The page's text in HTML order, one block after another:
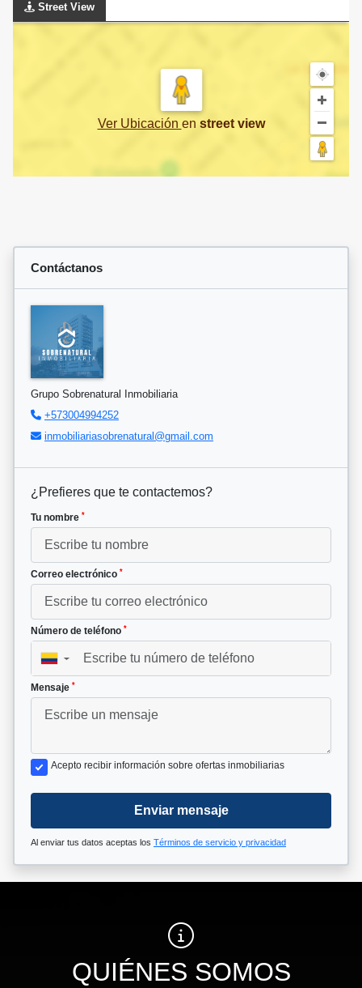
Street View
Ver Ubicación en street view
Contáctanos
Grupo Sobrenatural Inmobiliaria
+573004994252
inmobiliariasobrenatural@gmail.com
¿Prefieres que te contactemos?
Tu nombre *
Correo electrónico *
Número de teléfono *
▼
Mensaje *
Acepto recibir información sobre ofertas inmobiliarias
Enviar mensaje
Al enviar tus datos aceptas los Términos de servicio y privacidad
QUIÉNES SOMOS